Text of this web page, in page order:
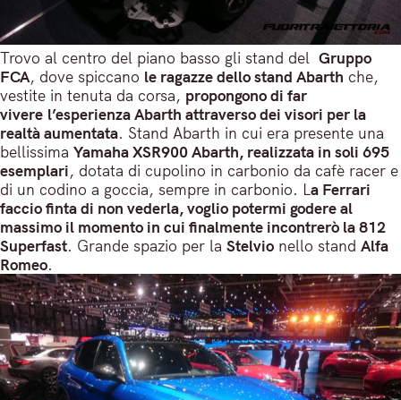
Trovo al centro del piano basso gli stand del Gruppo
FCA, dove spiccano le ragazze dello stand Abarth che,
vestite in tenuta da corsa, propongono di far
vivere l’esperienza Abarth attraverso dei visori per la
realtà aumentata. Stand Abarth in cui era presente una
bellissima Yamaha XSR900 Abarth, realizzata in soli 695
esemplari, dotata di cupolino in carbonio da cafè racer e
di un codino a goccia, sempre in carbonio. La Ferrari
faccio finta di non vederla, voglio potermi godere al
massimo il momento in cui finalmente incontrerò la 812
Superfast. Grande spazio per la Stelvio nello stand Alfa
Romeo.